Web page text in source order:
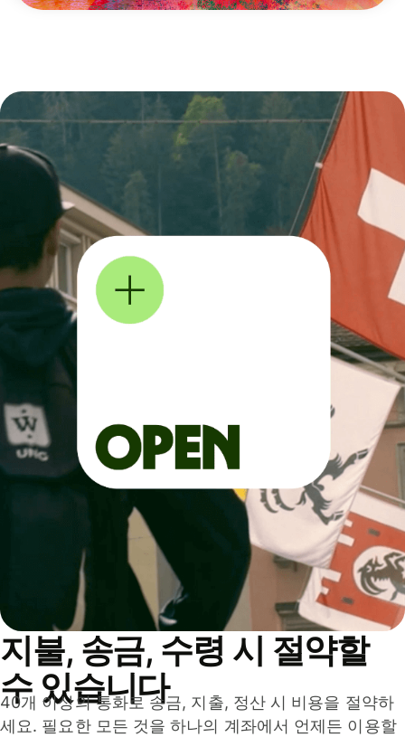
지불, 송금, 수령 시 절약할
수 있습니다
40개 이상의 통화로 송금, 지출, 정산 시 비용을 절약하
세요. 필요한 모든 것을 하나의 계좌에서 언제든 이용할